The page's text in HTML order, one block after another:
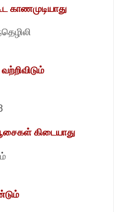
காணமுடியாது
கிடையாது